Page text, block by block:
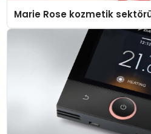
Marie Rose kozmetik